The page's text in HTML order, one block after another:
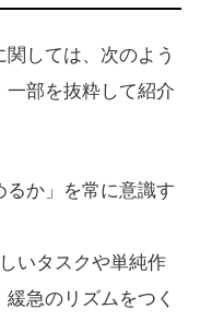
しては、次のよう
一部を抜粋して紹介
るか」を常に意識す
いタスクや単純作
急のリズムをつく